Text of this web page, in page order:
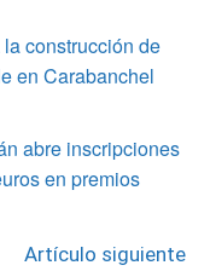
construcción de
en Carabanchel
abre inscripciones
en premios
Artículo siguiente